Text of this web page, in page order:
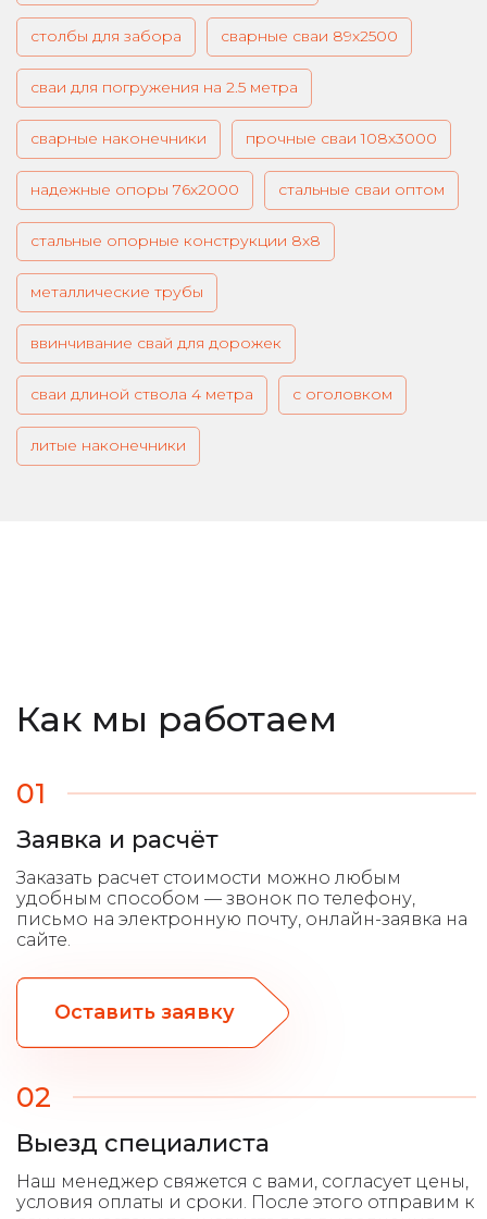
столбы для забора сварные сваи 89х2500
сваи для погружения на 2.5 метра
сварные наконечники прочные сваи 108х3000
надежные опоры 76х2000 стальные сваи оптом
стальные опорные конструкции 8х8
металлические трубы
ввинчивание свай для дорожек
сваи длиной ствола 4 метра с оголовком
литые наконечники
Как мы работаем
01
Заявка и расчёт
Оставить заявку
02
Выезд специалиста